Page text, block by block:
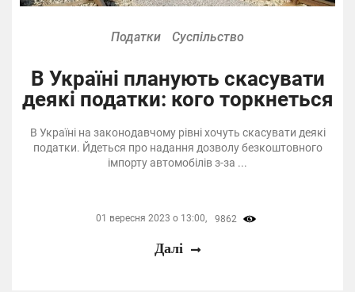
Податки Суспільство
В Україні планують скасувати
деякі податки: кого торкнеться
В Україні на законодавчому рівні хочуть скасувати деякі
податки. Йдеться про надання дозволу безкоштовного
імпорту автомобілів з-за ...
01 вересня 2023 о 13:00, 9862
Далі